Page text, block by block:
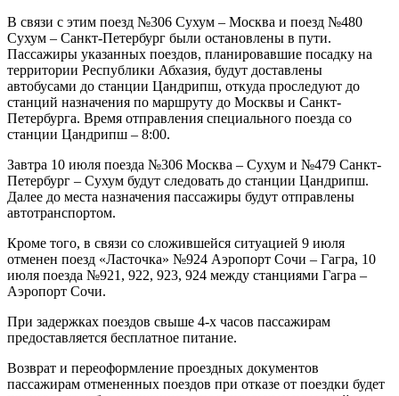
В связи с этим поезд №306 Сухум – Москва и поезд №480
Сухум – Санкт-Петербург были остановлены в пути.
Пассажиры указанных поездов, планировавшие посадку на
территории Республики Абхазия, будут доставлены
автобусами до станции Цандрипш, откуда проследуют до
станций назначения по маршруту до Москвы и Санкт-
Петербурга. Время отправления специального поезда со
станции Цандрипш – 8:00.
Завтра 10 июля поезда №306 Москва – Сухум и №479 Санкт-
Петербург – Сухум будут следовать до станции Цандрипш.
Далее до места назначения пассажиры будут отправлены
автотранспортом.
Кроме того, в связи со сложившейся ситуацией 9 июля
отменен поезд «Ласточка» №924 Аэропорт Сочи – Гагра, 10
июля поезда №921, 922, 923, 924 между станциями Гагра –
Аэропорт Сочи.
При задержках поездов свыше 4-х часов пассажирам
предоставляется бесплатное питание.
Возврат и переоформление проездных документов
пассажирам отмененных поездов при отказе от поездки будет